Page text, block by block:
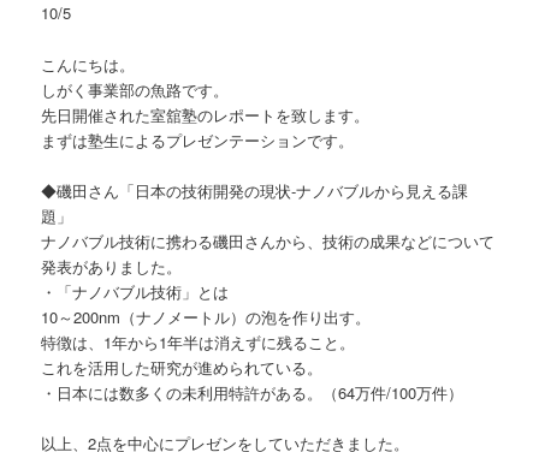
10/5
こんにちは。
しがく事業部の魚路です。
先日開催された室舘塾のレポートを致します。
まずは塾生によるプレゼンテーションです。
◆磯田さん「日本の技術開発の現状-ナノバブルから見える課
題」
ナノバブル技術に携わる磯田さんから、技術の成果などについて
発表がありました。
・「ナノバブル技術」とは
10～200nm（ナノメートル）の泡を作り出す。
特徴は、1年から1年半は消えずに残ること。
これを活用した研究が進められている。
・日本には数多くの未利用特許がある。（64万件/100万件）
以上、2点を中心にプレゼンをしていただきました。